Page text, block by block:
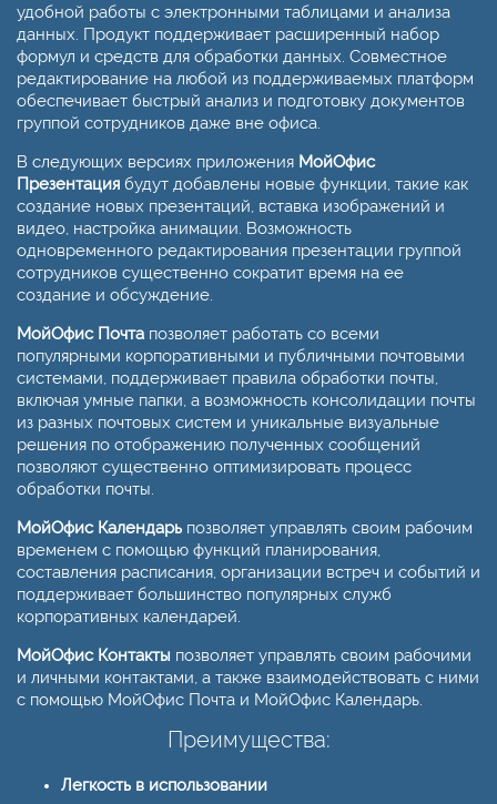
удобной работы с электронными таблицами и анализа
данных. Продукт поддерживает расширенный набор
формул и средств для обработки данных. Совместное
редактирование на любой из поддерживаемых платформ
обеспечивает быстрый анализ и подготовку документов
группой сотрудников даже вне офиса.
В следующих версиях приложения МойОфис
Презентация будут добавлены новые функции, такие как
создание новых презентаций, вставка изображений и
видео, настройка анимации. Возможность
одновременного редактирования презентации группой
сотрудников существенно сократит время на ее
создание и обсуждение.
МойОфис Почта позволяет работать со всеми
популярными корпоративными и публичными почтовыми
системами, поддерживает правила обработки почты,
включая умные папки, а возможность консолидации почты
из разных почтовых систем и уникальные визуальные
решения по отображению полученных сообщений
позволяют существенно оптимизировать процесс
обработки почты.
МойОфис Календарь позволяет управлять своим рабочим
временем с помощью функций планирования,
составления расписания, организации встреч и событий и
поддерживает большинство популярных служб
корпоративных календарей.
МойОфис Контакты позволяет управлять своим рабочими
и личными контактами, а также взаимодействовать с ними
с помощью МойОфис Почта и МойОфис Календарь.
Преимущества:
Легкость в использовании